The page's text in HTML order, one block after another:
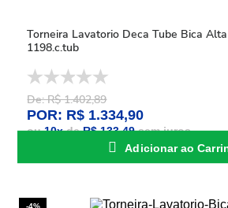
Torneira Lavatorio Deca Tube Bica
1198.c.tub
De: R$ 1.402,89
POR: R$ 1.334,90
ou10xdeR$ 133,49sem juros
Adicionar ao
-4%